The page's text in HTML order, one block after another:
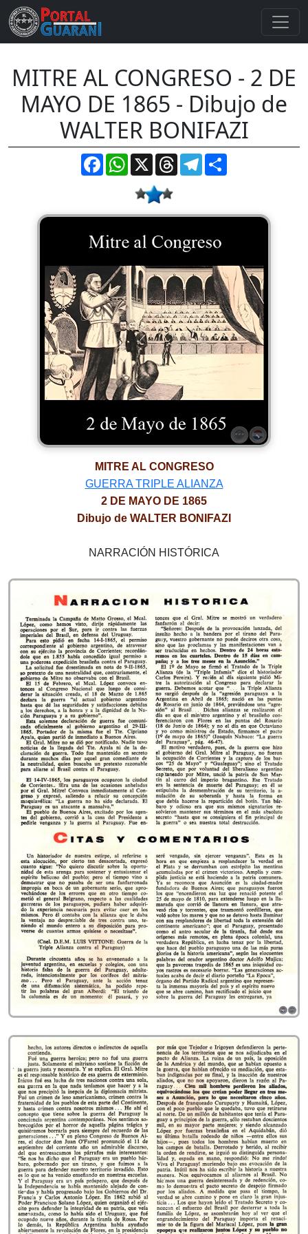
MITRE AL CONGRESO - 2 DE
MAYO DE 1865 - Dibujo de
WALTER BONIFAZI
FacebookWhatsApp
X ThreadsTelegram
MITRE AL CONGRESO
GUERRA TRIPLE ALIANZA
2 DE MAYO DE 1865
Dibujo de WALTER BONIFAZI
NARRACIÓN HISTÓRICA